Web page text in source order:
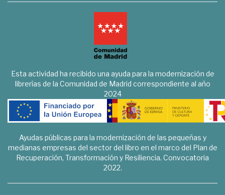
Esta actividad ha recibido una ayuda para la modernización de
librerías de la Comunidad de Madrid correspondiente al año
2024
Ayudas públicas para la modernización de las pequeñas y
medianas empresas del sector del libro en el marco del Plan de
Recuperación, Transformación y Resiliencia. Convocatoria
2022.